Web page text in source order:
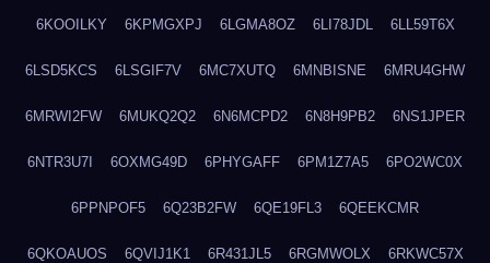
6KOOILKY 6KPMGXPJ 6LGMA8OZ 6LI78JDL 6LL59T6X
6LSD5KCS 6LSGIF7V 6MC7XUTQ 6MNBISNE 6MRU4GHW
6MRWI2FW 6MUKQ2Q2 6N6MCPD2 6N8H9PB2 6NS1JPER
6NTR3U7I 6OXMG49D 6PHYGAFF 6PM1Z7A5 6PO2WC0X
6PPNPOF5 6Q23B2FW 6QE19FL3 6QEEKCMR
6QKOAUOS 6QVIJ1K1 6R431JL5 6RGMWOLX 6RKWC57X